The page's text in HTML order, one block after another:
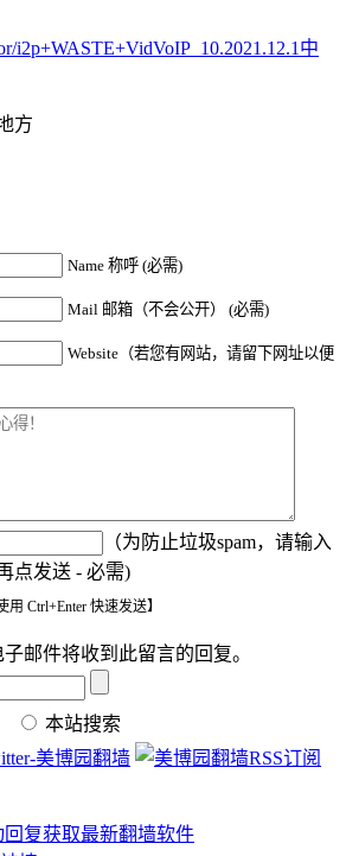
i2p+WASTE+VidVoIP_10.2021.12.1中
方
Name 称呼 (必需)
Mail 邮箱（不会公开） (必需)
Website（若您有网站，请留下网址以便
（为防止垃圾spam，请输入
点发送 - 必需)
用 Ctrl+Enter 快速发送】
邮件将收到此留言的回复。
本站搜索
复获取最新翻墙软件